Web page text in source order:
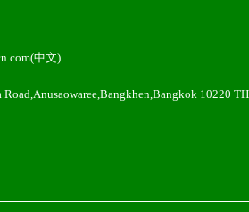
中文)
10220